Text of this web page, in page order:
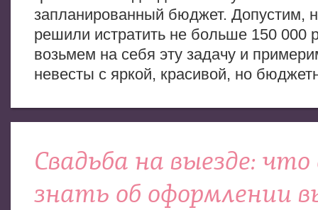
запланированный бюджет. Допустим,
решили истратить не больше 150 000
возьмем на себя эту задачу и
невесты с яркой, красивой, но
Свадьба на выезде:
знать об оформлении